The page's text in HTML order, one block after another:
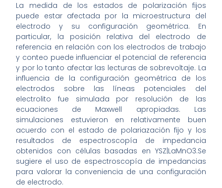
La medida de los estados de polarización fijos
puede estar afectada por la microestructura del
electrodo y su configuración geométrica. En
particular, la posición relativa del electrodo de
referencia en relación con los electrodos de trabajo
y conteo puede influenciar el potencial de referencia
y por lo tanto afectar las lecturas de sobrevoltaje. La
influencia de la configuración geométrica de los
electrodos sobre las líneas potenciales del
electrolito fue simulada por resolución de las
ecuaciones de Maxwell apropiadas. Las
simulaciones estuvieron en relativamente buen
acuerdo con el estado de polariazación fijo y los
resultados de espectroscopía de impedancia
obtenidos con células basadas en YSZ|LaMnO3.Se
sugiere el uso de espectroscopía de impedancias
para valorar la conveniencia de una configuración
de electrodo.